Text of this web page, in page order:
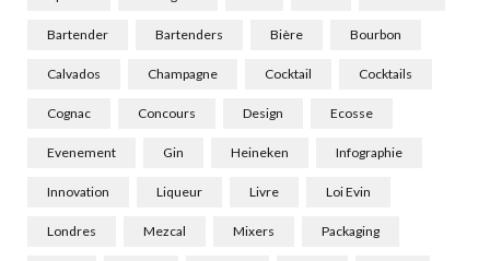
Bartender Bartenders Bière Bourbon
Calvados Champagne Cocktail Cocktails
Cognac Concours Design Ecosse
Evenement Gin Heineken Infographie
Innovation Liqueur Livre Loi Evin
Londres Mezcal Mixers Packaging